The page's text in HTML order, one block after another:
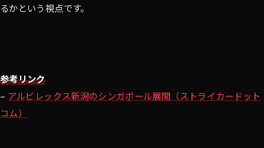
るかという視点です。
参考リンク
– アルビレックス新潟のシンガポール展開（ストライカードット
コム）